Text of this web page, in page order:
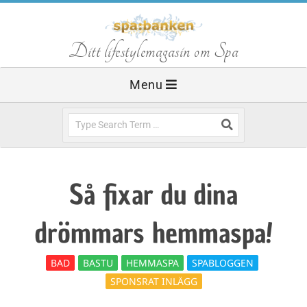
S
p
a
Ditt lifestylemagasin om Spa
Menu
Så fixar du dina
drömmars hemmaspa!
BAD BASTU HEMMASPA
SPABLOGGEN
SPONSRAT INLÄGG